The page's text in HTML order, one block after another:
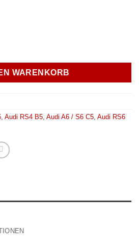
Vorderachse Audi B5 C5 -
WARENKORB
, Audi RS4 B5, Audi A6 / S6 C5, Audi RS6